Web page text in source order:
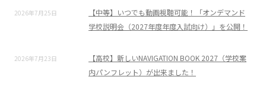
2026年7月25日
【中等】いつでも動画視聴可能！「オンデマンド
学校説明会（2027年度年度入試向け）」を公開！
2026年7月23日
【高校】新しいNAVIGATION BOOK 2027（学校案
内パンフレット）が出来ました！